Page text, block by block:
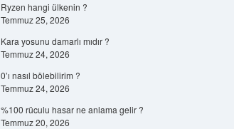
Ryzen hangi ülkenin ?
Temmuz 25, 2026
Kara yosunu damarlı mıdır ?
Temmuz 24, 2026
0’ı nasıl bölebilirim ?
Temmuz 24, 2026
%100 rüculu hasar ne anlama gelir ?
Temmuz 20, 2026